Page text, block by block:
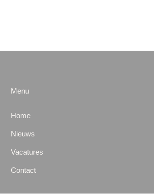
Menu
Home
Nieuws
Vacatures
Contact